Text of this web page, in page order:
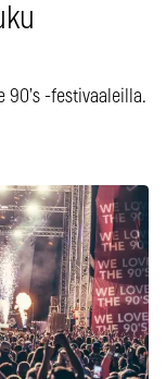
90’s -festivaaleilla.